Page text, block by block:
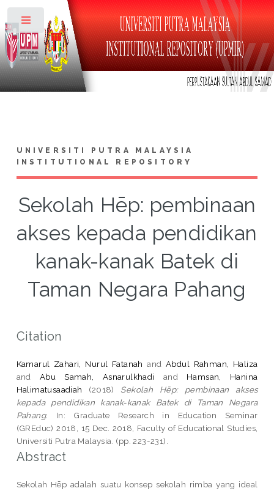
UNIVERSITI PUTRA MALAYSIA
INSTITUTIONAL REPOSITORY
Sekolah Hēp: pembinaan
akses kepada pendidikan
kanak-kanak Batek di
Taman Negara Pahang
Citation
Kamarul Zahari, Nurul Fatanah andAbdul Rahman, Haliza
and Abu Samah, Asnarulkhadi and Hamsan, Hanina
Halimatusaadiah
(2018) Sekolah Hēp: pembinaan akses
kepada pendidikan kanak-kanak Batek di Taman Negara
Pahang. In: Graduate Research in Education Seminar
(GREduc) 2018, 15 Dec. 2018, Faculty of Educational Studies,
Universiti Putra Malaysia. (pp. 223-231).
Abstract
Sekolah Hēp adalah suatu konsep sekolah rimba yang ideal
Toggle